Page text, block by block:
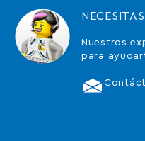
Nuestros
para